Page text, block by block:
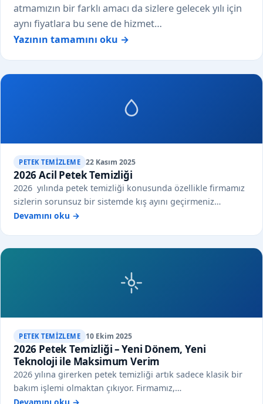
atmamızın bir farklı amacı da sizlere gelecek yılı için
aynı fiyatlara bu sene de hizmet…
Yazının tamamını oku →
PETEK TEMIZLEME 22 Kasım 2025
2026 Acil Petek Temizliği
2026 yılında petek temizliği konusunda özellikle firmamız
sizlerin sorunsuz bir sistemde kış ayını geçirmeniz…
Devamını oku →
PETEK TEMIZLEME 10 Ekim 2025
2026 Petek Temizliği – Yeni Dönem, Yeni
Teknoloji ile Maksimum Verim
2026 yılına girerken petek temizliği artık sadece klasik bir
bakım işlemi olmaktan çıkıyor. Firmamız,…
Devamını oku →